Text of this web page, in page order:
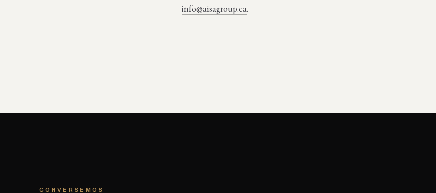
info@aisagroup.ca.
CONVERSEMOS